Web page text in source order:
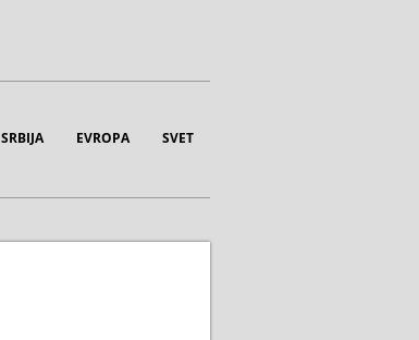
SRBIJA EVROPA SVET